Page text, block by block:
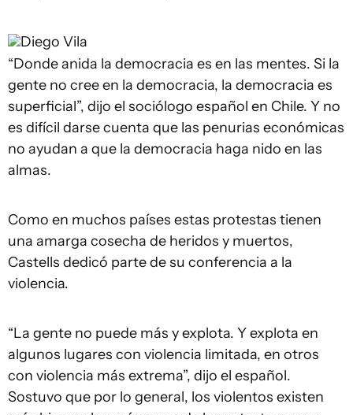
Diego Vila
“Donde anida la democracia es en las mentes. Si la
gente no cree en la democracia, la democracia es
superficial”, dijo el sociólogo español en Chile. Y no
es difícil darse cuenta que las penurias económicas
no ayudan a que la democracia haga nido en las
almas.
Como en muchos países estas protestas tienen
una amarga cosecha de heridos y muertos,
Castells dedicó parte de su conferencia a la
violencia.
“La gente no puede más y explota. Y explota en
algunos lugares con violencia limitada, en otros
con violencia más extrema”, dijo el español.
Sostuvo que por lo general, los violentos existen